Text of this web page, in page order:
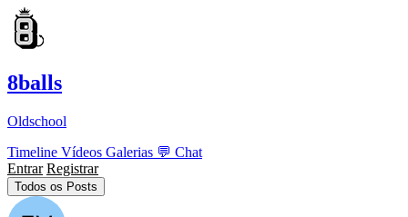
8balls
Oldschool
Timeline Vídeos Galerias 💬 Chat
Entrar Registrar
Todos os Posts